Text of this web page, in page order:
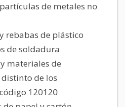
de metales no
rebabas de plástico
de soldadura
materiales de
de los
120120